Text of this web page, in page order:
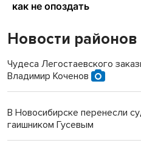
Новости районов
Чудеса Легостаевского
Владимир Коченов
В Новосибирске перенесли
гаишником Гусевым